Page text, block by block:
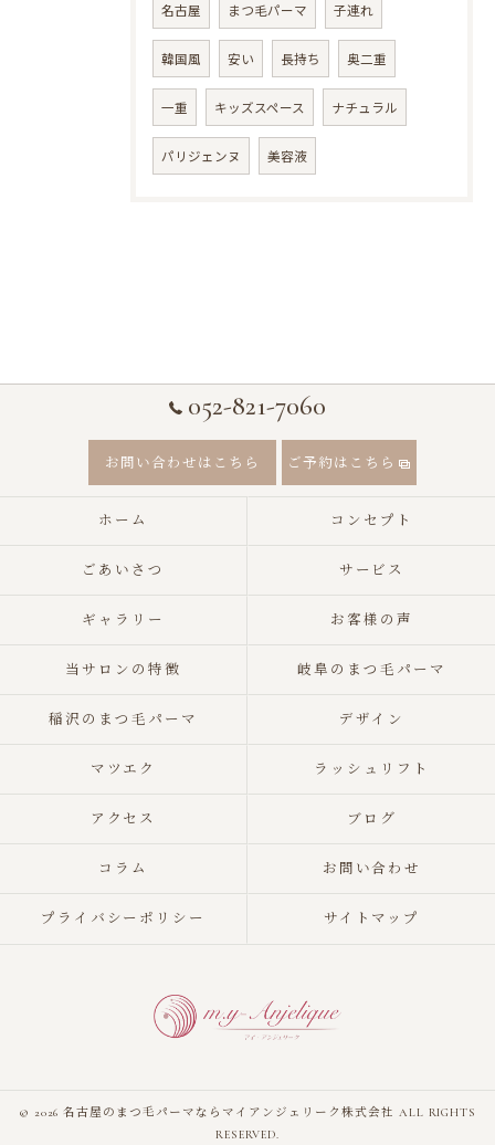
名古屋 まつ毛パーマ 子連れ
韓国風 安い 長持ち 奥二重
一重 キッズスペース ナチュラル
パリジェンヌ 美容液
052-821-7060
お問い合わせはこちら ご予約はこちら
ホーム コンセプト
ごあいさつ サービス
ギャラリー お客様の声
当サロンの特徴 岐阜のまつ毛パーマ
稲沢のまつ毛パーマ デザイン
マツエク ラッシュリフト
アクセス ブログ
コラム お問い合わせ
プライバシーポリシー サイトマップ
© 2026 名古屋のまつ毛パーマならマイアンジェリーク株式会社 ALL RIGHTS
RESERVED.